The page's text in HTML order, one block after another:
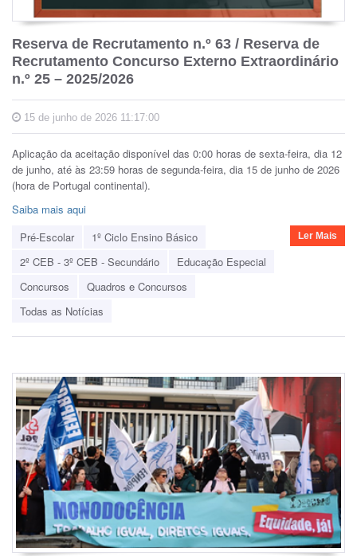
Reserva de Recrutamento n.º 63 / Reserva de
Recrutamento Concurso Externo Extraordinário
n.º 25 – 2025/2026
15 de junho de 2026 11:17:00
Aplicação da aceitação disponível das 0:00 horas de sexta-feira, dia 12
de junho, até às 23:59 horas de segunda-feira, dia 15 de junho de 2026
(hora de Portugal continental).
Saiba mais aqui
Pré-Escolar
1º Ciclo Ensino Básico
2º CEB - 3º CEB - Secundário
Educação Especial
Concursos
Quadros e Concursos
Todas as Notícias
Ler Mais